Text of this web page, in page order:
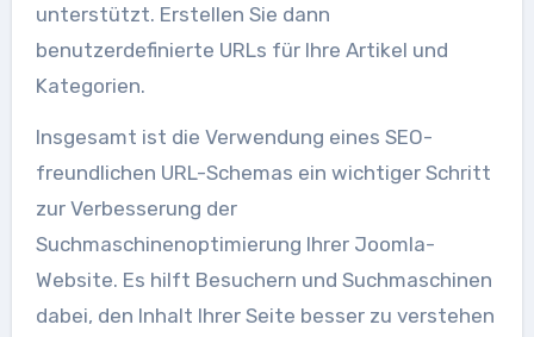
unterstützt. Erstellen Sie dann
benutzerdefinierte URLs für Ihre Artikel und
Kategorien.
Insgesamt ist die Verwendung eines SEO-
freundlichen URL-Schemas ein wichtiger Schritt
zur Verbesserung der
Suchmaschinenoptimierung Ihrer Joomla-
Website. Es hilft Besuchern und Suchmaschinen
dabei, den Inhalt Ihrer Seite besser zu verstehen